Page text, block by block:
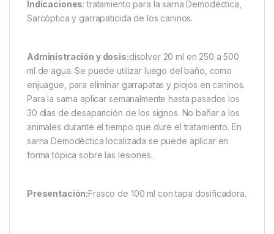
Indicaciones: tratamiento para la sarna Demodéctica,
Sarcóptica y garrapaticida de los caninos.
Administración y dosis:disolver 20 ml en 250 a 500
ml de agua. Se puede utilizar luego del baño, como
enjuague, para eliminar garrapatas y piojos en caninos.
Para la sarna aplicar semanalmente hasta pasados los
30 días de desaparición de los signos. No bañar a los
animales durante el tiempo que dure el tratamiento. En
sarna Demodéctica localizada se puede aplicar en
forma tópica sobre las lesiones.
Presentación:Frasco de 100 ml con tapa dosificadora.